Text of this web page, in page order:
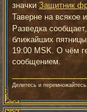
значкиЗащитник
Таверне на всякое
Разведка
ближайших
19:00 MSK. О чём
сообщением.
Делитесь и перемножайтесь